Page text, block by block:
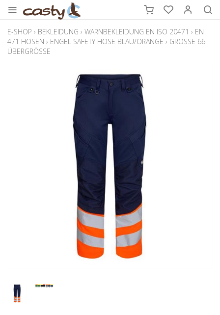
E-SHOP › BEKLEIDUNG › WARNBEKLEIDUNG EN ISO 20471 › EN
471 HOSEN › ENGEL SAFETY HOSE BLAU/ORANGE › GRÖSSE 66
ÜBERGRÖSSE